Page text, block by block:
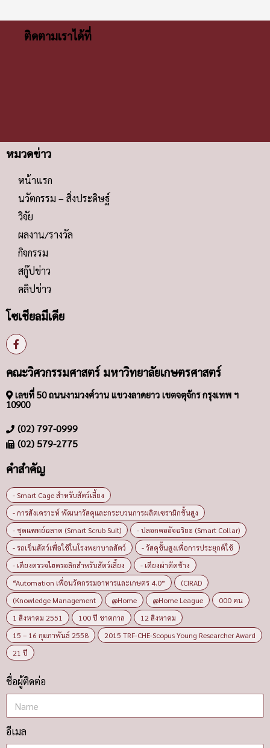
ติดตามเราได้ที่
หมวดข่าว
หน้าแรก
นวัตกรรม – สิ่งประดิษฐ์
วิจัย
ผลงาน/รางวัล
กิจกรรม
สกู๊ปข่าว
คลิปข่าว
โซเชียลมีเดีย
คณะวิศวกรรมศาสตร์ มหาวิทยาลัยเกษตรศาสตร์
เลขที่ 50 ถนนงามวงศ์วาน แขวงลาดยาว เขตจตุจักร กรุงเทพ ฯ
10900
(02) 797-0999
(02) 579-2775
คำสำคัญ
- Smart Cage สำหรับสัตว์เลี้ยง
- การสังเคราะห์ พัฒนาวัสดุและกระบวนการผลิตเซรามิกขั้นสูง
- ชุดแพทย์ฉลาด (Smart Scrub Suit)
- ปลอกคออัจฉริยะ (Smart Collar)
- รถเข็นสัตว์เพื่อใช้ในโรงพยาบาลสัตว์
- วัสดุขั้นสูงเพื่อการประยุกต์ใช้
- เตียงตรวจไฮดรอลิกสำหรับสัตว์เลี้ยง
- เตียงผ่าตัดช้าง
“Automation เพื่อนวัตกรรมอาหารและเกษตร 4.0”
(CIRAD
(Knowledge Management
@Home @Home League
000 คน
1 สิงหาคม 2551
100 ปี ชาตกาล
12 สิงหาคม
15 – 16 กุมภาพันธ์ 2558
2015 TRF-CHE-Scopus Young Researcher Award
21 ปี
ชื่อผู้ติดต่อ
อีเมล